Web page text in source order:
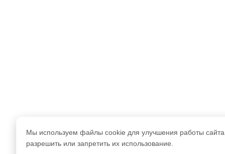
Мы используем файлы cookie для улучшения работы
разрешить или запретить их использование.